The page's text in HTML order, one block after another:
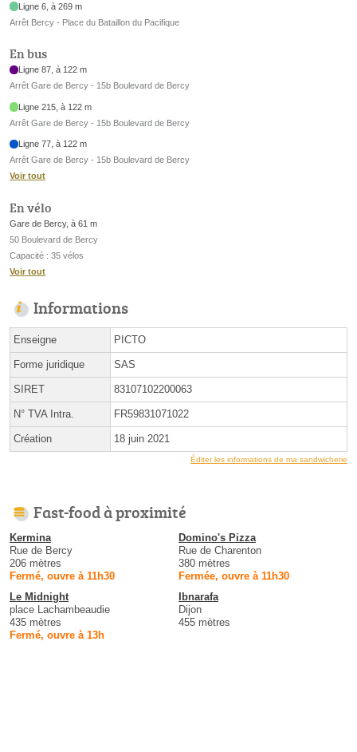
Ligne 6, à 269 m
Arrêt Bercy - Place du Bataillon du Pacifique
En bus
Ligne 87, à 122 m
Arrêt Gare de Bercy - 15b Boulevard de Bercy
Ligne 215, à 122 m
Arrêt Gare de Bercy - 15b Boulevard de Bercy
Ligne 77, à 122 m
Arrêt Gare de Bercy - 15b Boulevard de Bercy
Voir tout
En vélo
Gare de Bercy, à 61 m
50 Boulevard de Bercy
Capacité : 35 vélos
Voir tout
Informations
Enseigne PICTO
Forme juridique SAS
SIRET 83107102200063
N° TVA Intra. FR59831071022
Création 18 juin 2021
Éditer les informations de ma sandwicherie
Fast-food à proximité
Kermina
Rue de Bercy
206 mètres
Fermé, ouvre à 11h30
Domino's Pizza
Rue de Charenton
380 mètres
Fermée, ouvre à 11h30
Le Midnight
place Lachambeaudie
435 mètres
Fermé, ouvre à 13h
Ibnarafa
Dijon
455 mètres